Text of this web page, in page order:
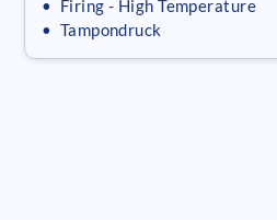
• Firing - High Temperature
• Tampondruck